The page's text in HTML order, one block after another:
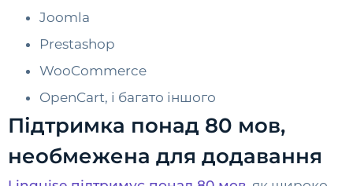
Joomla
Prestashop
WooCommerce
OpenCart, і багато іншого
Підтримка понад 80 мов,
необмежена для додавання